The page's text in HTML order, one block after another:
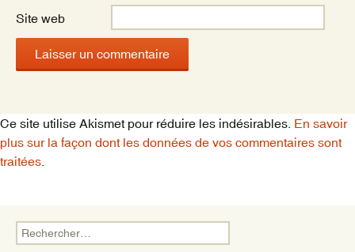
Site web
Ce site utilise Akismet pour réduire les indésirables. En savoir
plus sur la façon dont les données de vos commentaires sont
traitées
Rechercher :